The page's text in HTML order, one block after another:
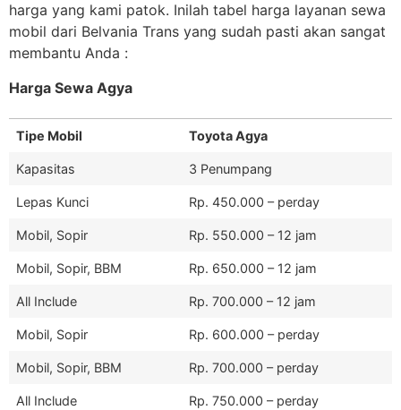
harga yang kami patok. Inilah tabel harga layanan sewa
mobil dari Belvania Trans yang sudah pasti akan sangat
membantu Anda :
Harga Sewa Agya
Tipe Mobil Toyota Agya
Kapasitas 3 Penumpang
Lepas Kunci Rp. 450.000 – perday
Mobil, Sopir Rp. 550.000 – 12 jam
Mobil, Sopir, BBM Rp. 650.000 – 12 jam
All Include Rp. 700.000 – 12 jam
Mobil, Sopir Rp. 600.000 – perday
Mobil, Sopir, BBM Rp. 700.000 – perday
All Include Rp. 750.000 – perday